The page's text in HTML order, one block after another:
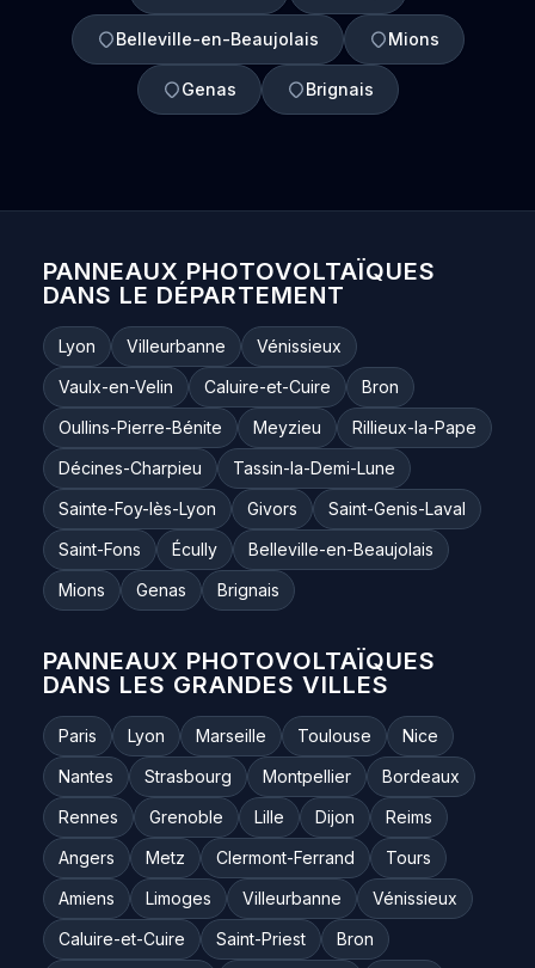
Belleville-en-Beaujolais Mions
Genas Brignais
PANNEAUX PHOTOVOLTAÏQUES
DANS LE DÉPARTEMENT
Lyon Villeurbanne
Vénissieux
Vaulx-en-Velin
Caluire-et-Cuire
Bron
Oullins-Pierre-Bénite
Meyzieu
Rillieux-la-Pape
Décines-Charpieu
Tassin-la-Demi-Lune
Sainte-Foy-lès-Lyon
Givors
Saint-Genis-Laval
Saint-Fons
Écully
Belleville-en-Beaujolais
Mions
Genas Brignais
PANNEAUX PHOTOVOLTAÏQUES
DANS LES GRANDES VILLES
Paris Lyon Marseille Toulouse
Nice
Nantes
Strasbourg Montpellier
Bordeaux
Rennes
Grenoble Lille Dijon
Reims
Angers
Metz Clermont-Ferrand
Tours
Amiens
Limoges Villeurbanne
Vénissieux
Caluire-et-Cuire
Saint-Priest
Bron